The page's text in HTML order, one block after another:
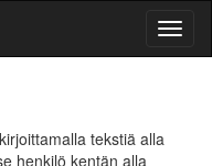
tekstiä alla
henkilö kentän alla